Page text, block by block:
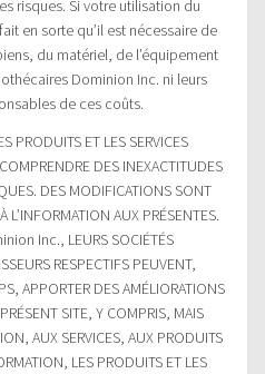
risques. Si votre utilisation du
en sorte qu’il est nécessaire de
du matériel, de l’équipement
Dominion Inc. ni leurs
de ces coûts.
PRODUITS ET LES SERVICES
DES INEXACTITUDES
DES MODIFICATIONS SONT
AUX PRÉSENTES.
Inc., LEURS SOCIÉTÉS
RESPECTIFS PEUVENT,
APPORTER DES AMÉLIORATIONS
SITE, Y COMPRIS, MAIS
AUX SERVICES, AUX PRODUITS
LES PRODUITS ET LES